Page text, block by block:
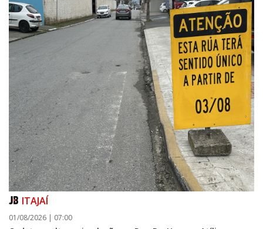
ITAJAÍ
01/08/2026 | 07:00